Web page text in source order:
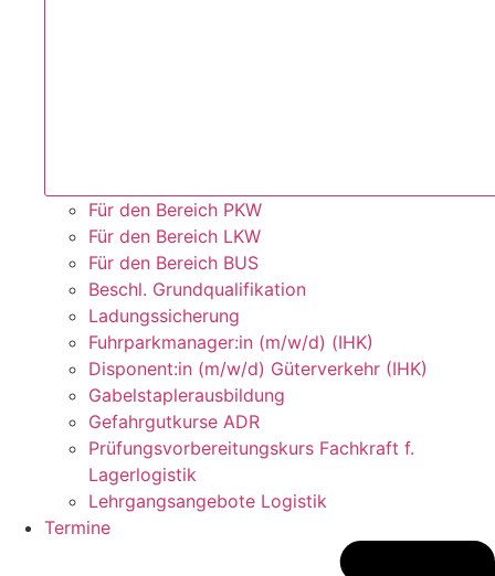
Für den Bereich PKW
Für den Bereich LKW
Für den Bereich BUS
Beschl. Grundqualifikation
Ladungssicherung
Fuhrparkmanager:in (m/w/d) (IHK)
Disponent:in (m/w/d) Güterverkehr (IHK)
Gabelstaplerausbildung
Gefahrgutkurse ADR
Prüfungsvorbereitungskurs Fachkraft f.
Lagerlogistik
Lehrgangsangebote Logistik
Termine